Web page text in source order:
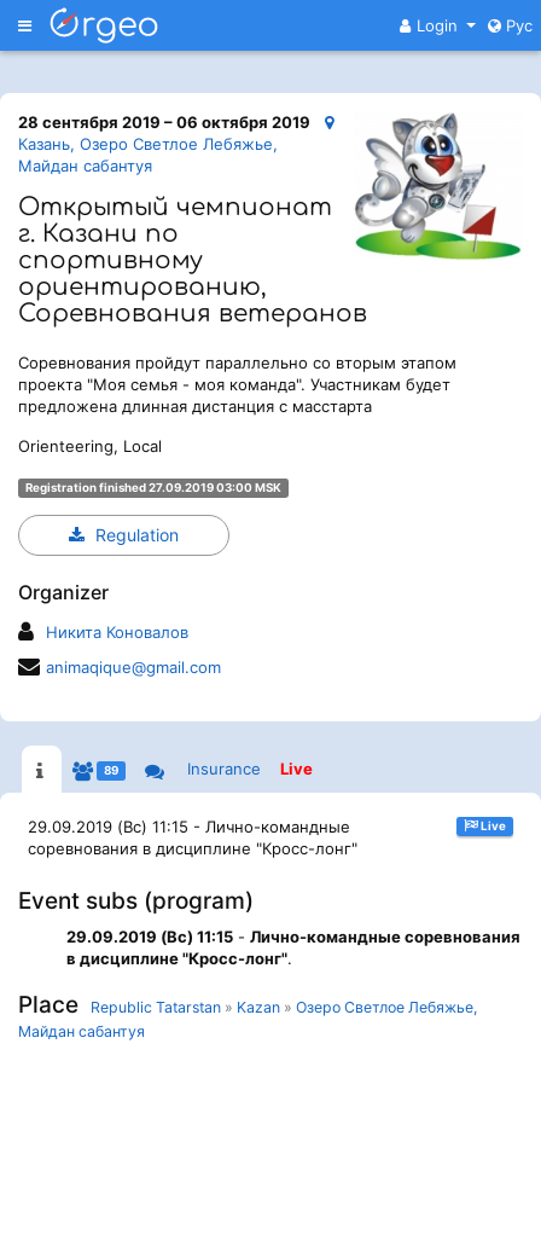
Меню Login Рус
28 сентября 2019 – 06 октября 2019
Казань, Озеро Светлое Лебяжье,
Майдан сабантуя
Открытый чемпионат
г. Казани по
спортивному
ориентированию,
Соревнования ветеранов
Соревнования пройдут параллельно со вторым этапом
проекта "Моя семья - моя команда". Участникам будет
предложена длинная дистанция с масстарта
Orienteering, Local
Registration finished 27.09.2019 03:00 MSK
Regulation
Organizer
Никита Коновалов
animaqique@gmail.com
89 Insurance Live
29.09.2019 (Вс) 11:15 - Лично-командные
соревнования в дисциплине "Кросс-лонг"
Live
Event subs (program)
29.09.2019 (Вс) 11:15 - Лично-командные соревнования
в дисциплине "Кросс-лонг".
Place Republic Tatarstan » Kazan » Озеро Светлое Лебяжье,
Майдан сабантуя